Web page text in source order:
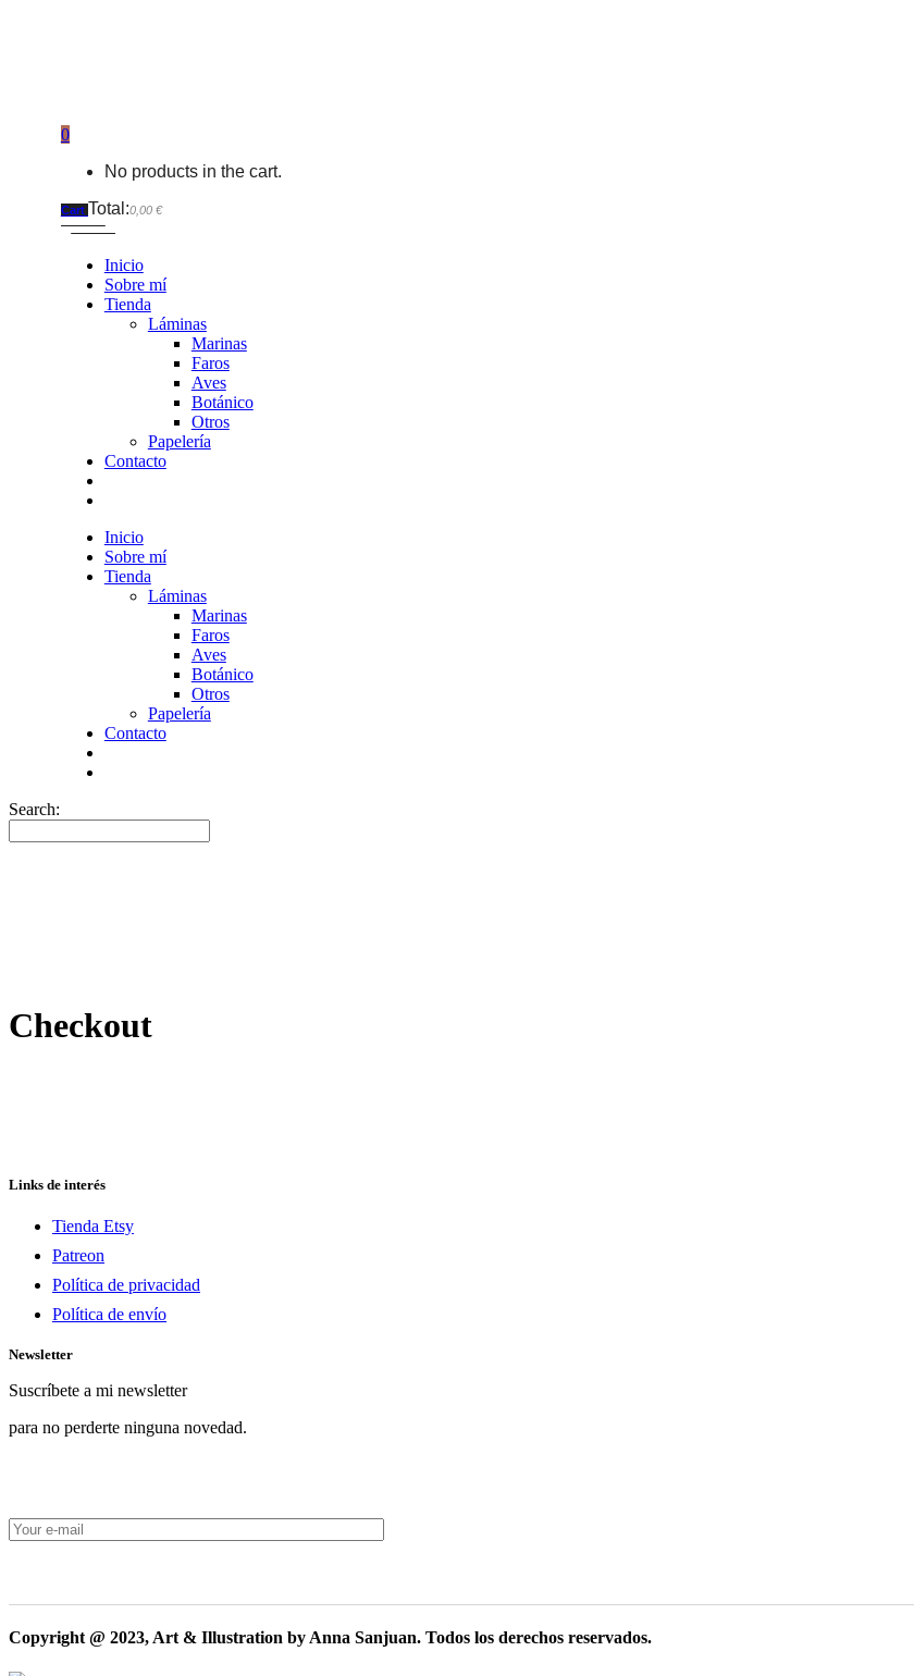
0
No products in the cart.
Cart Total:0,00 €
Inicio
Sobre mí
Tienda
Láminas
Marinas
Faros
Aves
Botánico
Otros
Papelería
Contacto
Inicio
Sobre mí
Tienda
Láminas
Marinas
Faros
Aves
Botánico
Otros
Papelería
Contacto
Search:
Checkout
Links de interés
Tienda Etsy
Patreon
Política de privacidad
Política de envío
Newsletter
Suscríbete a mi newsletter
para no perderte ninguna novedad.
Copyright @ 2023, Art & Illustration by Anna Sanjuan. Todos los derechos reservados.